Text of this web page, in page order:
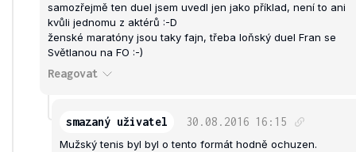
samozřejmě ten duel jsem uvedl jen jako příklad, není to ani
kvůli jednomu z aktérů :-D
ženské maratóny jsou taky fajn, třeba loňský duel Fran se
Světlanou na FO :-)
Reagovat
smazaný uživatel 30.08.2016 16:15
Mužský tenis byl byl o tento formát hodně ochuzen.